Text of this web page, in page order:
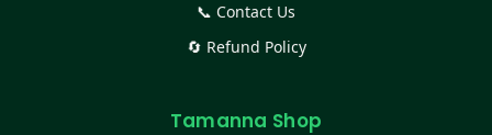
📞 Contact Us
🔄 Refund Policy
Tamanna Shop